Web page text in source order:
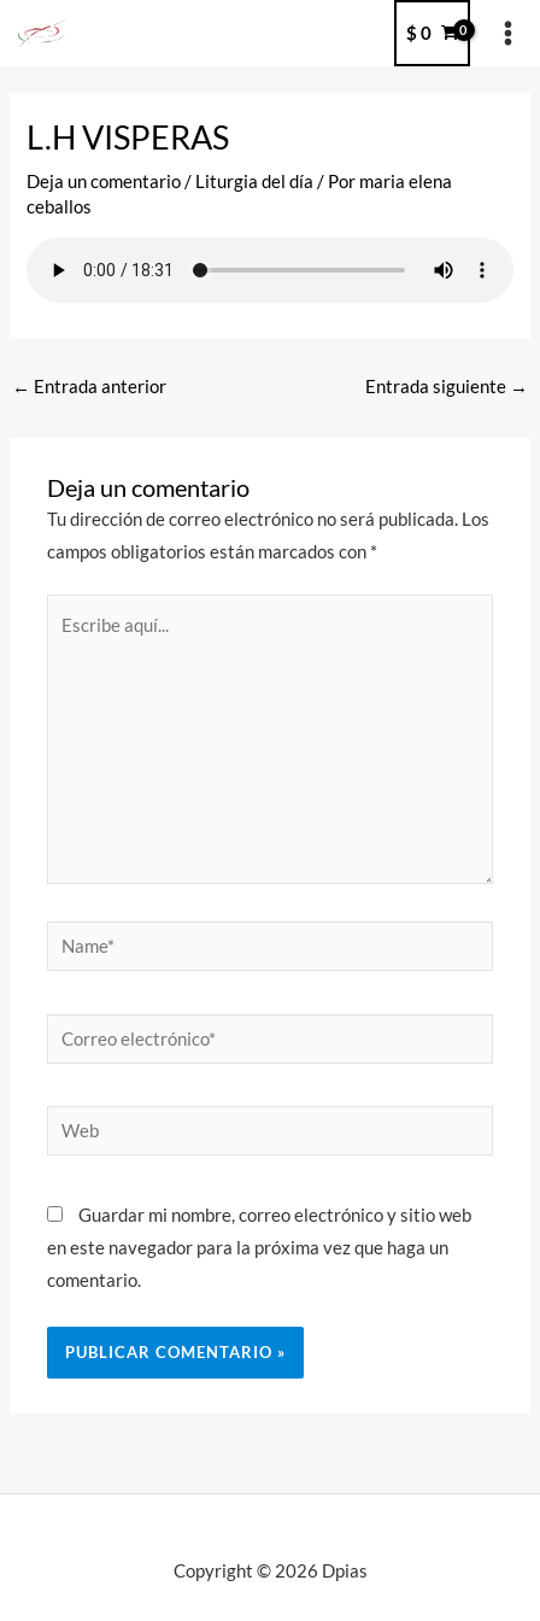
$ 0
L.H VISPERAS
Deja un comentario / Liturgia del día / Por maria elena
ceballos
← Entrada anterior Entrada siguiente →
Deja un comentario
Tu dirección de correo electrónico no será publicada. Los
campos obligatorios están marcados con *
Name*
Correo
electrónico*
Web
Guardar mi nombre, correo electrónico y sitio web
en este navegador para la próxima vez que haga un
comentario.
Copyright © 2026 Dpias